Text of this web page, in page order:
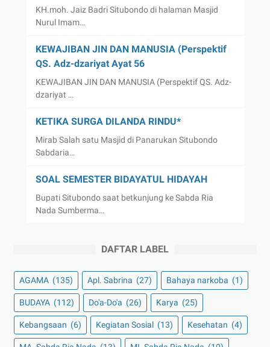
KH.moh. Jaiz Badri Situbondo di halaman Masjid
Nurul Imam…
KEWAJIBAN JIN DAN MANUSIA (Perspektif
QS. Adz-dzariyat Ayat 56
KEWAJIBAN JIN DAN MANUSIA (Perspektif QS. Adz-
dzariyat …
KETIKA SURGA DILANDA RINDU*
Mirab Salah satu Masjid di Panarukan Situbondo
Sabdaria…
SOAL SEMESTER BIDAYATUL HIDAYAH
Bupati Situbondo saat betkunjung ke Sabda Ria
Nada Sumberma…
DAFTAR LABEL
AGAMA (135) Apl. Sabrina (27) Bahaya narkoba (1)
BUDAYA (112) Do'a-Do'a (26) Karya (25)
Kebangsaan (6) Kegiatan Sosial (13) Kesehatan (4)